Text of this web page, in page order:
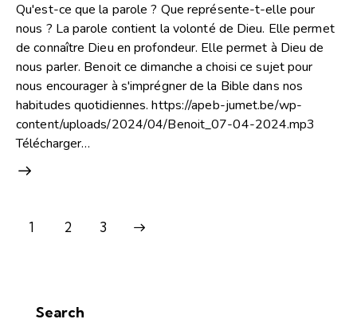
Qu'est-ce que la parole ? Que représente-t-elle pour
nous ? La parole contient la volonté de Dieu. Elle permet
de connaître Dieu en profondeur. Elle permet à Dieu de
nous parler. Benoit ce dimanche a choisi ce sujet pour
nous encourager à s'imprégner de la Bible dans nos
habitudes quotidiennes. https://apeb-jumet.be/wp-
content/uploads/2024/04/Benoit_07-04-2024.mp3
Télécharger…
1 2 3
Search